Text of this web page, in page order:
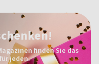
finden Sie das
jeden.